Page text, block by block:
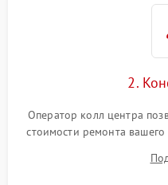
2.
Оператор колл центра
стоимости ремонта вашего